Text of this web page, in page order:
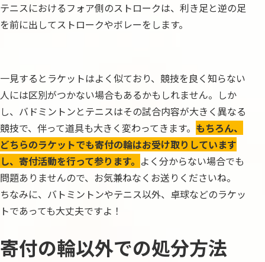
テニスにおけるフォア側のストロークは、利き足と逆の足
を前に出してストロークやボレーをします。
一見するとラケットはよく似ており、競技を良く知らない
人には区別がつかない場合もあるかもしれません。しか
し、バドミントンとテニスはその試合内容が大きく異なる
競技で、伴って道具も大きく変わってきます。 もちろん、
どちらのラケットでも寄付の輪はお受け取りしています
し、寄付活動を行って参ります。 よく分からない場合でも
問題ありませんので、お気兼ねなくお送りくださいね。
ちなみに、バトミントンやテニス以外、卓球などのラケッ
トであっても大丈夫ですよ！
寄付の輪以外での処分方法